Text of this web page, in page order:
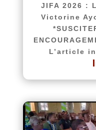
JIFA 2026 :
Victorine
L’article